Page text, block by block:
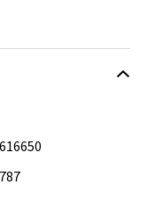
for en moderne